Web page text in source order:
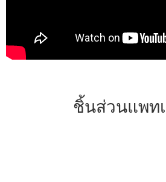
ชิ้นส่วนแพท